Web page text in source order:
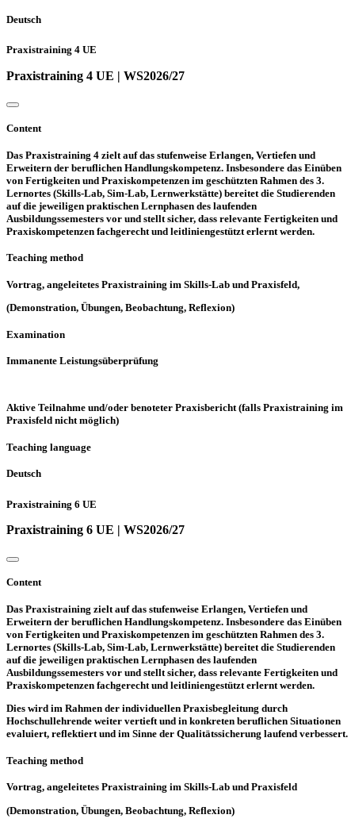
Deutsch
Praxistraining 4 UE
Praxistraining 4 UE | WS2026/27
Content
Das Praxistraining 4 zielt auf das stufenweise Erlangen, Vertiefen und
Erweitern der beruflichen Handlungskompetenz. Insbesondere das Einüben
von Fertigkeiten und Praxiskompetenzen im geschützten Rahmen des 3.
Lernortes (Skills-Lab, Sim-Lab, Lernwerkstätte) bereitet die Studierenden
auf die jeweiligen praktischen Lernphasen des laufenden
Ausbildungssemesters vor und stellt sicher, dass relevante Fertigkeiten und
Praxiskompetenzen fachgerecht und leitliniengestützt erlernt werden.
Teaching method
Vortrag, angeleitetes Praxistraining im Skills-Lab und Praxisfeld,
(Demonstration, Übungen, Beobachtung, Reflexion)
Examination
Immanente Leistungsüberprüfung
Aktive Teilnahme und/oder benoteter Praxisbericht (falls Praxistraining im
Praxisfeld nicht möglich)
Teaching language
Deutsch
Praxistraining 6 UE
Praxistraining 6 UE | WS2026/27
Content
Das Praxistraining zielt auf das stufenweise Erlangen, Vertiefen und
Erweitern der beruflichen Handlungskompetenz. Insbesondere das Einüben
von Fertigkeiten und Praxiskompetenzen im geschützten Rahmen des 3.
Lernortes (Skills-Lab, Sim-Lab, Lernwerkstätte) bereitet die Studierenden
auf die jeweiligen praktischen Lernphasen des laufenden
Ausbildungssemesters vor und stellt sicher, dass relevante Fertigkeiten und
Praxiskompetenzen fachgerecht und leitliniengestützt erlernt werden.
Dies wird im Rahmen der individuellen Praxisbegleitung durch
Hochschullehrende weiter vertieft und in konkreten beruflichen Situationen
evaluiert, reflektiert und im Sinne der Qualitätssicherung laufend verbessert.
Teaching method
Vortrag, angeleitetes Praxistraining im Skills-Lab und Praxisfeld
(Demonstration, Übungen, Beobachtung, Reflexion)